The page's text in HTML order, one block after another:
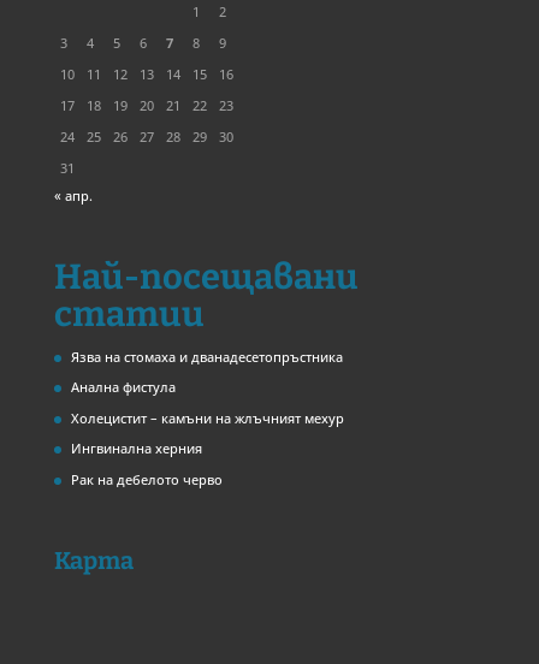
1
2
3
4 5 6 7 8
9
10
11 12 13 14 15
16
17
18 19 20 21 22
23
24
25 26 27 28 29
30
31
« апр.
Най-посещавани
статии
Язва на стомаха и дванадесетопръстника
Анална фистула
Холецистит – камъни на жлъчният мехур
Ингвинална херния
Рак на дебелото черво
Карта